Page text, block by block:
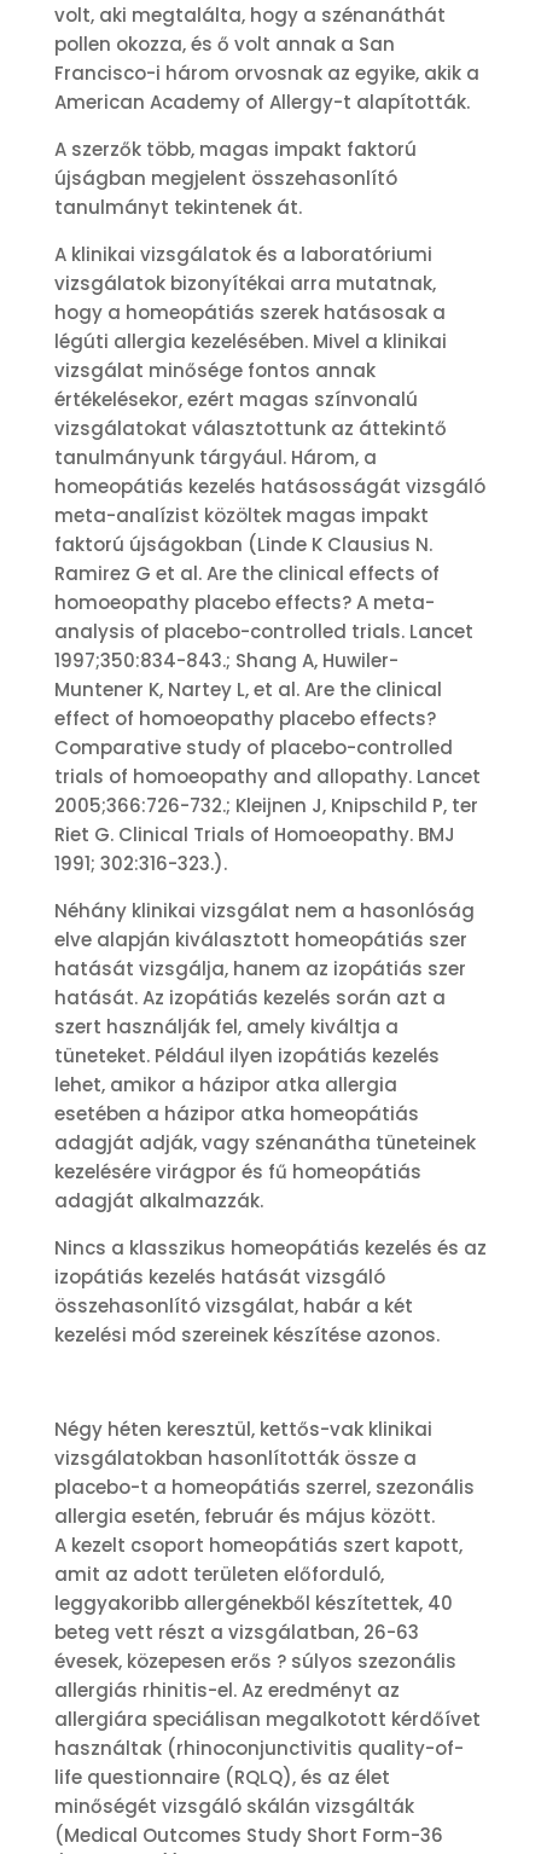
volt, aki megtalálta, hogy a szénanáthát
pollen okozza, és ő volt annak a San
Francisco-i három orvosnak az egyike, akik a
American Academy of Allergy-t alapították.
A szerzők több, magas impakt faktorú
újságban megjelent összehasonlító
tanulmányt tekintenek át.
A klinikai vizsgálatok és a laboratóriumi
vizsgálatok bizonyítékai arra mutatnak,
hogy a homeopátiás szerek hatásosak a
légúti allergia kezelésében. Mivel a klinikai
vizsgálat minősége fontos annak
értékelésekor, ezért magas színvonalú
vizsgálatokat választottunk az áttekintő
tanulmányunk tárgyául. Három, a
homeopátiás kezelés hatásosságát vizsgáló
meta-analízist közöltek magas impakt
faktorú újságokban (Linde K Clausius N.
Ramirez G et al. Are the clinical effects of
homoeopathy placebo effects? A meta-
analysis of placebo-controlled trials. Lancet
1997;350:834-843.; Shang A, Huwiler-
Muntener K, Nartey L, et al. Are the clinical
effect of homoeopathy placebo effects?
Comparative study of placebo-controlled
trials of homoeopathy and allopathy. Lancet
2005;366:726-732.; Kleijnen J, Knipschild P, ter
Riet G. Clinical Trials of Homoeopathy. BMJ
1991; 302:316-323.).
Néhány klinikai vizsgálat nem a hasonlóság
elve alapján kiválasztott homeopátiás szer
hatását vizsgálja, hanem az izopátiás szer
hatását. Az izopátiás kezelés során azt a
szert használják fel, amely kiváltja a
tüneteket. Például ilyen izopátiás kezelés
lehet, amikor a házipor atka allergia
esetében a házipor atka homeopátiás
adagját adják, vagy szénanátha tüneteinek
kezelésére virágpor és fű homeopátiás
adagját alkalmazzák.
Nincs a klasszikus homeopátiás kezelés és az
izopátiás kezelés hatását vizsgáló
összehasonlító vizsgálat, habár a két
kezelési mód szereinek készítése azonos.
Négy héten keresztül, kettős-vak klinikai
vizsgálatokban hasonlították össze a
placebo-t a homeopátiás szerrel, szezonális
allergia esetén, február és május között.
A kezelt csoport homeopátiás szert kapott,
amit az adott területen előforduló,
leggyakoribb allergénekből készítettek, 40
beteg vett részt a vizsgálatban, 26-63
évesek, közepesen erős ? súlyos szezonális
allergiás rhinitis-el. Az eredményt az
allergiára speciálisan megalkotott kérdőívet
használtak (rhinoconjunctivitis quality-of-
life questionnaire (RQLQ), és az élet
minőségét vizsgáló skálán vizsgálták
(Medical Outcomes Study Short Form-36